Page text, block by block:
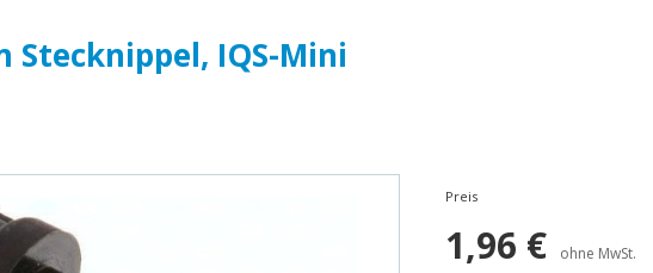
IQS-Mini
Preis
1,96 € ohne MwSt.